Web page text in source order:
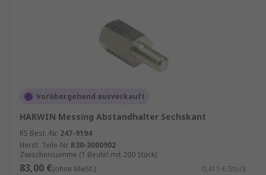
Vorübergehend ausverkauft
HARWIN Messing Abstandhalter Sechskant
RS Best.-Nr. 247-9194
Herst. Teile-Nr. R30-3000902
Zwischensumme (1 Beutel mit 200 Stück)
83,00 €(ohne MwSt.) 0,415 €/Stück